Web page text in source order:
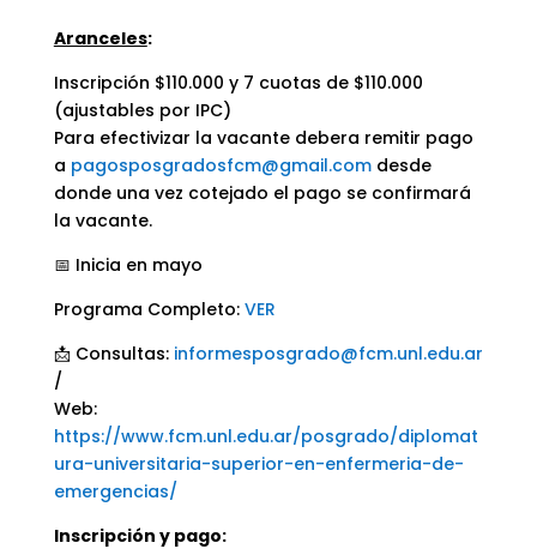
Aranceles:
Inscripción $110.000 y 7 cuotas de $110.000
(ajustables por IPC)
Para efectivizar la vacante debera remitir pago
a pagosposgradosfcm@gmail.comdesde
donde una vez cotejado el pago se confirmará
la vacante.
📅 Inicia en mayo
Programa Completo: VER
📩 Consultas: informesposgrado@fcm.unl.edu.ar
/
Web:
https://www.fcm.unl.edu.ar/posgrado/diplomat
ura-universitaria-superior-en-enfermeria-de-
emergencias/
Inscripción y pago: